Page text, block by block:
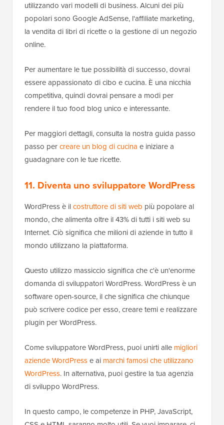
utilizzando vari modelli di business. Alcuni dei più
popolari sono Google AdSense, l'affiliate marketing,
la vendita di libri di ricette o la gestione di un negozio
online.
Per aumentare le tue possibilità di successo, dovrai
essere appassionato di cibo e cucina. È una nicchia
competitiva, quindi dovrai pensare a modi per
rendere il tuo food blog unico e interessante.
Per maggiori dettagli, consulta la nostra guida passo
passo percreare un blog di cucina e iniziare a
guadagnare con le tue ricette.
11. Diventa uno sviluppatore WordPress
WordPress è ilcostruttore di siti web più popolare al
mondo, che alimenta oltre il 43% di tutti i siti web su
Internet. Ciò significa che milioni di aziende in tutto il
mondo utilizzano la piattaforma.
Questo utilizzo massiccio significa che c'è un'enorme
domanda di sviluppatori WordPress. WordPress è un
software open-source, il che significa che chiunque
può scrivere codice per esso, creare temi e realizzare
plugin per WordPress.
Come sviluppatore WordPress, puoi unirti alle migliori
aziende WordPresse ai marchi famosi che utilizzano
WordPress. In alternativa, puoi gestire la tua agenzia
di sviluppo WordPress.
In questo campo, le competenze in PHP, JavaScript,